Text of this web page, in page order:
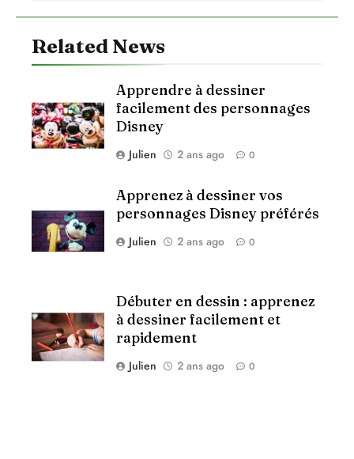
Related News
Apprendre à dessiner
facilement des personnages
Disney
Julien 2 ans ago 0
Apprenez à dessiner vos
personnages Disney préférés
Julien 2 ans ago 0
Débuter en dessin : apprenez
à dessiner facilement et
rapidement
Julien 2 ans ago 0